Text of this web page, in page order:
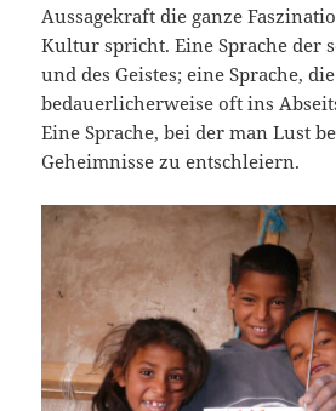
Aussagekraft die ganze
Kultur spricht. Eine Sprache der
und des Geistes; eine Sprache, die
bedauerlicherweise oft ins
Eine Sprache, bei der man Lust
Geheimnisse zu entschleiern.